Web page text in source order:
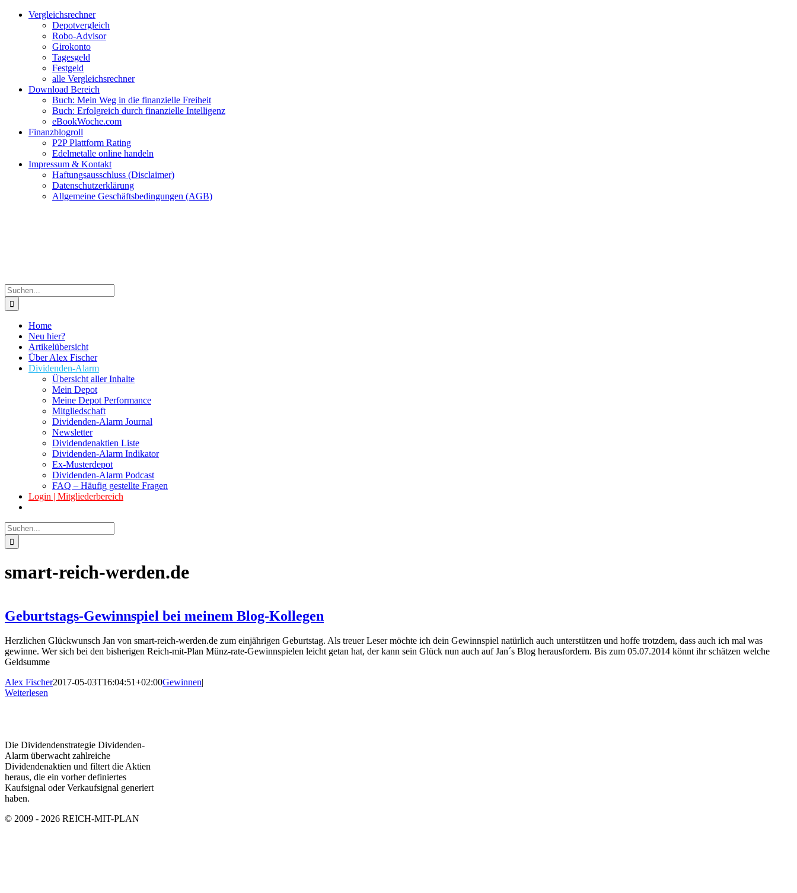
Zum
Facebook
Twitter
Instagram
Pinterest
YouTubeVergleichsrechner
Depotvergleich
Robo-Advisor
Girokonto
Tagesgeld
Festgeld
alle Vergleichsrechner
Download Bereich
Buch: Mein Weg in die finanzielle Freiheit
Buch: Erfolgreich durch finanzielle Intelligenz
eBookWoche.com
Finanzblogroll
P2P Plattform Rating
Edelmetalle online handeln
Impressum & Kontakt
Haftungsausschluss (Disclaimer)
Datenschutzerklärung
Allgemeine Geschäftsbedingungen (AGB)
Suche
nach:
Home
Neu hier?
Artikelübersicht
Über Alex Fischer
Dividenden-Alarm
Übersicht aller Inhalte
Mein Depot
Meine Depot Performance
Mitgliedschaft
Dividenden-Alarm Journal
Newsletter
Dividendenaktien Liste
Dividenden-Alarm Indikator
Ex-Musterdepot
Dividenden-Alarm Podcast
FAQ – Häufig gestellte Fragen
Login | Mitgliederbereich
Suche
nach:
smart-reich-werden.de
Geburtstags-Gewinnspiel bei meinem Blog-Kollegen
Herzlichen Glückwunsch Jan von smart-reich-werden.de zum einjährigen Geburtstag. Als treuer Leser möchte ich dein Gewinnspiel natürlich auch unterstützen und hoffe trotzdem, dass auch ich mal was
gewinne. Wer sich bei den bisherigen Reich-mit-Plan Münz-rate-Gewinnspielen leicht getan hat, der kann sein Glück nun auch auf Jan´s Blog herausfordern. Bis zum 05.07.2014 könnt ihr schätzen welche
Geldsumme
Alex Fischer2017-05-03T16:04:51+02:00Gewinnen|
Weiterlesen
Die Dividendenstrategie Dividenden-
Alarm überwacht zahlreiche
Dividendenaktien und filtert die Aktien
heraus, die ein vorher definiertes
Kaufsignal oder Verkaufsignal generiert
haben.
© 2009 - 2026 REICH-MIT-PLAN